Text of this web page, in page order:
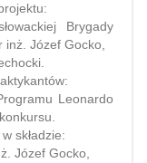
Brygady
Józef Gocko,
Leonardo
składzie:
Józef Gocko,